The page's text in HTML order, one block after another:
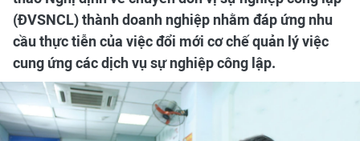
(ĐVSNCL) thành doanh nghiệp nhằm đáp ứng nhu
cầu thực tiễn của việc đổi mới cơ chế quản lý việc
cung ứng các dịch vụ sự nghiệp công lập.